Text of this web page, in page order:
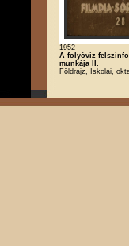
1952
A folyóvíz
munkája II.
Földrajz, Iskolai,